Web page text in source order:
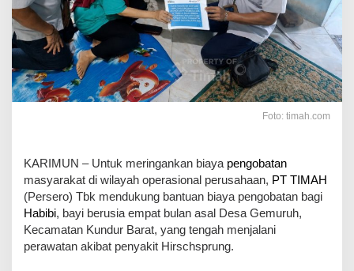
Foto: timah.com
KARIMUN – Untuk meringankan biaya pengobatan
masyarakat di wilayah operasional perusahaan, PT TIMAH
(Persero) Tbk mendukung bantuan biaya pengobatan bagi
Habibi, bayi berusia empat bulan asal Desa Gemuruh,
Kecamatan Kundur Barat, yang tengah menjalani
perawatan akibat penyakit Hirschsprung.